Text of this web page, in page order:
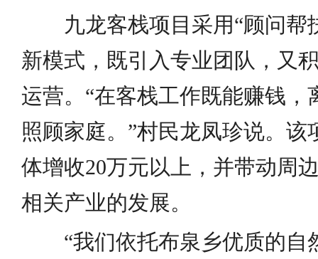
九龙客栈项目采用“顾问帮
新模式，既引入专业团队，又
运营。“在客栈工作既能赚钱，
照顾家庭。”村民龙凤珍说。该
体增收20万元以上，并带动周
相关产业的发展。
“我们依托布泉乡优质的自